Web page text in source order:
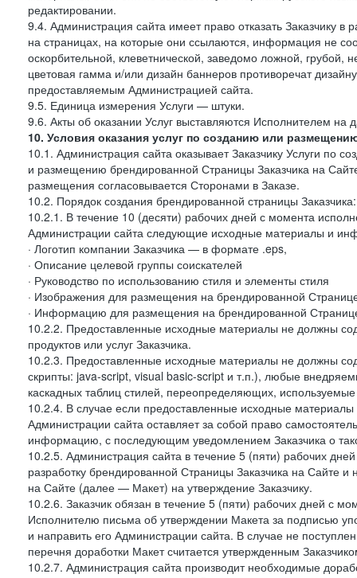
редактировании.
9.4. Администрация сайта имеет право отказать
на страницах, на которые они ссылаются, информация не
оскорбительной, клеветнической, заведомо ложной,
цветовая гамма и/или дизайн баннеров противоречат
предоставляемым Администрацией сайта.
9.5. Единица измерения Услуги — штуки.
9.6. Акты об оказании Услуг выставляются Исполнителем на
10. Условия оказания услуг по созданию или
10.1. Администрация сайта оказывает Заказчику Услуги по
и размещению брендированной Страницы Заказчика на
размещения согласовывается Сторонами в Заказе.
10.2. Порядок создания брендированной страницы Заказчика:
10.2.1. В течение 10 (десяти) рабочих дней с момента
Администрации сайта следующие исходные материалы и
· Логотип компании Заказчика — в формате .eps,
· Описание целевой группы соискателей
· Руководство по использованию стиля и элементы стиля
· Изображения для размещения на брендированной
· Информацию для размещения на брендированной
10.2.2. Предоставленные исходные материалы не должны
продуктов или услуг Заказчика.
10.2.3. Предоставленные исходные материалы не должны
скрипты: java-script, visual basic-script и т.п.), любые
каскадных таблиц стилей, переопределяющих,
10.2.4. В случае если предоставленные исходные
Администрации сайта оставляет за собой право
информацию, с последующим уведомлением Заказчика о
10.2.5. Администрация сайта в течение 5 (пяти) рабочих
разработку брендированной Страницы Заказчика на Сайте
на Сайте (далее — Макет) на утверждение Заказчику.
10.2.6. Заказчик обязан в течение 5 (пяти) рабочих дней с
Исполнителю письма об утверждении Макета за подписью
и направить его Администрации сайта. В случае не
перечня доработки Макет считается утвержденным
10.2.7. Администрация сайта производит необходимые